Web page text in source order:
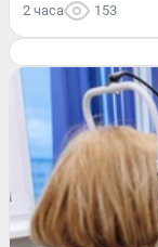
2 часа 153